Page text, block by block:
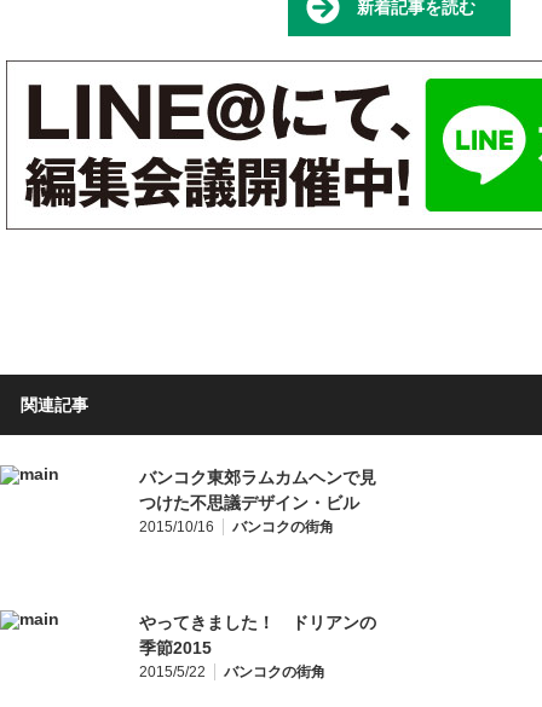
新着記事を読む
関連記事
バンコク東郊ラムカムヘンで見
つけた不思議デザイン・ビル
2015/10/16 バンコクの街角
やってきました！ ドリアンの
季節2015
2015/5/22 バンコクの街角